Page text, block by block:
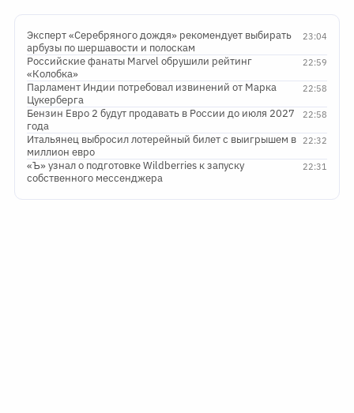
23:04
Эксперт «Серебряного дождя» рекомендует выбирать
арбузы по шершавости и полоскам
22:59
Российские фанаты Marvel обрушили рейтинг
«Колобка»
22:58
Парламент Индии потребовал извинений от Марка
Цукерберга
22:58
Бензин Евро 2 будут продавать в России до июля 2027
года
22:32
Итальянец выбросил лотерейный билет с выигрышем в
миллион евро
22:31
«Ъ» узнал о подготовке Wildberries к запуску
собственного мессенджера